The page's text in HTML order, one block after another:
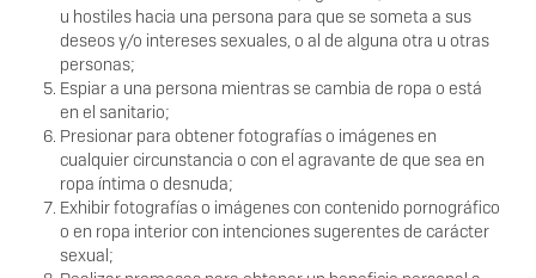
u hostiles hacia una persona para que se someta a sus
deseos y/o intereses sexuales, o al de alguna otra u otras
personas;
Espiar a una persona mientras se cambia de ropa o está
en el sanitario;
Presionar para obtener fotografías o imágenes en
cualquier circunstancia o con el agravante de que sea en
ropa íntima o desnuda;
Exhibir fotografías o imágenes con contenido pornográﬁco
o en ropa interior con intenciones sugerentes de carácter
sexual;